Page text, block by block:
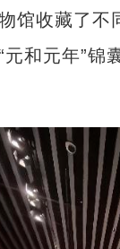
收藏了不同
和元年”锦